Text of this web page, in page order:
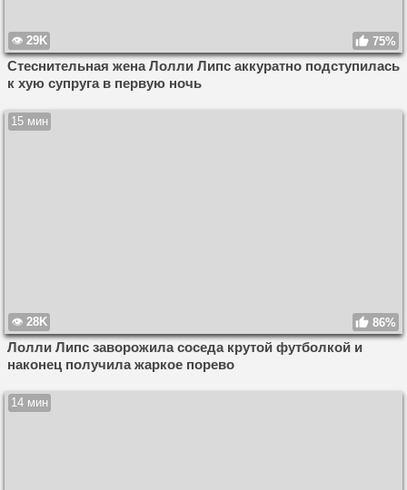
29K 75%
Стеснительная жена Лолли Липс аккуратно подступилась
к хую супруга в первую ночь
15 мин
28K 86%
Лолли Липс заворожила соседа крутой футболкой и
наконец получила жаркое порево
14 мин